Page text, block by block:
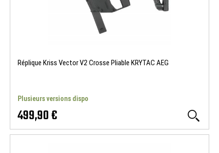
Réplique Kriss Vector V2 Crosse Pliable KRYTAC AEG
Plusieurs versions dispo
499,90 €